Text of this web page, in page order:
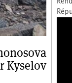
Kyselov